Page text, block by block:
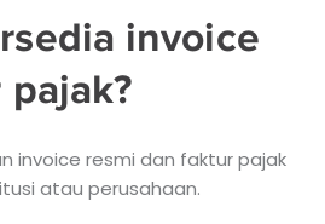
invoice
invoice resmi dan faktur pajak
atau perusahaan.